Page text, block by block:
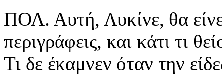
ΠΟΛ. Αυτή, Λυκίνε, θα
περιγράφεις, και κάτι τι
Τι δε έκαμνεν όταν την